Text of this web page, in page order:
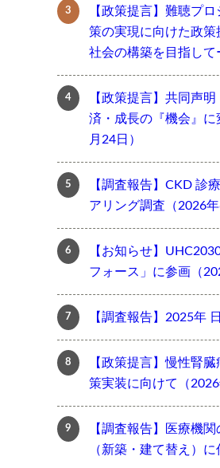
【政策提言】難聴プ
策の実現に向けた政
社会の構築を目指して
【政策提言】共同声
済・成長の『機会』
月24日）
【調査報告】CKD 診
アリング調査（2026年
【お知らせ】
フォース」に参画（
【調査報告】2025年
【政策提言】慢性腎
策実装に向けて（2026
【調査報告】医療機
（新築・建て替え）